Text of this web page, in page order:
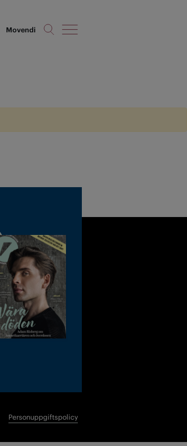
Movendi
Personuppgiftspolicy